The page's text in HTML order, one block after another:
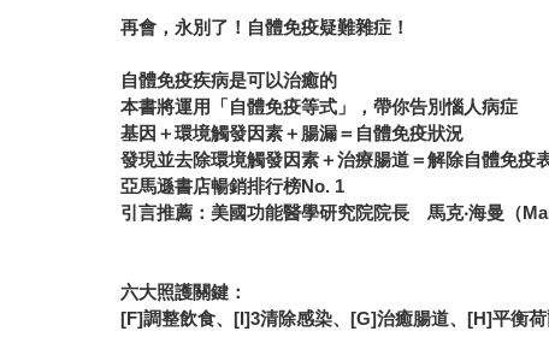
再會，永別了！自體免疫疑難雜症！
自體免疫疾病是可以治癒的
本書將運用 「自體免疫等式 」
，帶你告別惱人病症
基因＋環境觸發因素＋腸漏＝自體免疫狀況
發現並去除環境觸發因素＋治療腸道＝解除自體免疫
亞馬遜書店暢銷排行榜No. 1
引言推薦：美國功能醫學研究院院長 馬克‧海曼（
六大照護關鍵：
[F]調整飲食、[I]3清除感染、[G]治癒腸道、[H]平衡